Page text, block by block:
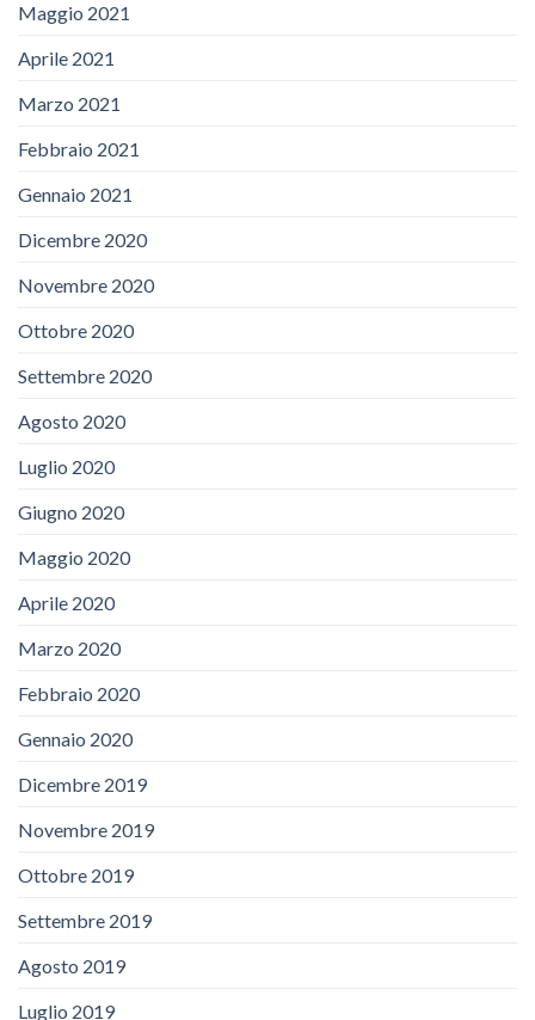
Maggio 2021
Aprile 2021
Marzo 2021
Febbraio 2021
Gennaio 2021
Dicembre 2020
Novembre 2020
Ottobre 2020
Settembre 2020
Agosto 2020
Luglio 2020
Giugno 2020
Maggio 2020
Aprile 2020
Marzo 2020
Febbraio 2020
Gennaio 2020
Dicembre 2019
Novembre 2019
Ottobre 2019
Settembre 2019
Agosto 2019
Luglio 2019